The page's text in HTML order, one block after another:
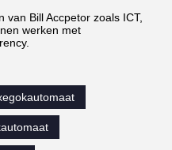
van Bill Accpetor zoals ICT,
werken met